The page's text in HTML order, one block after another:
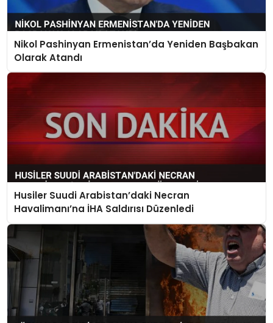
Nikol Pashinyan Ermenistan’da Yeniden Başbakan
Olarak Atandı
Husiler Suudi Arabistan’daki Necran
Havalimanı’na İHA Saldırısı Düzenledi